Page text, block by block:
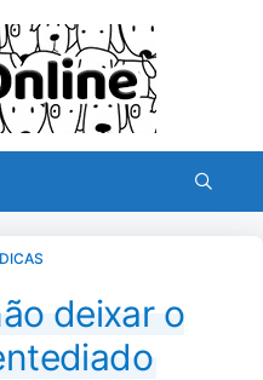
DICAS
deixar o